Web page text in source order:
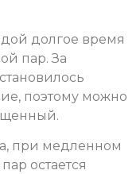
долгое время
пар. За
поэтому можно
при медленном
остается